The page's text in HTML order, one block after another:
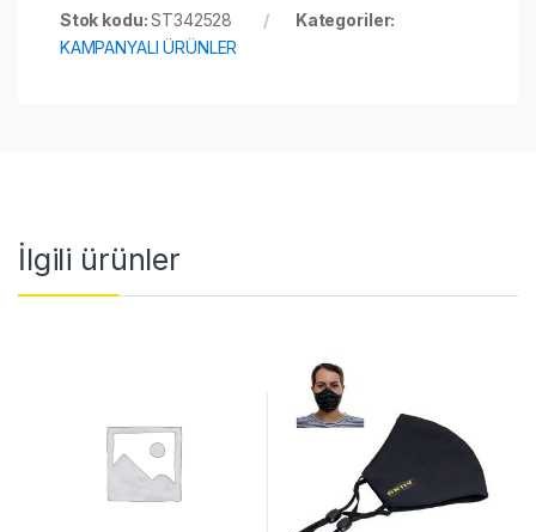
Stok kodu:ST342528
Kategoriler:
KAMPANYALI ÜRÜNLER
İlgili ürünler